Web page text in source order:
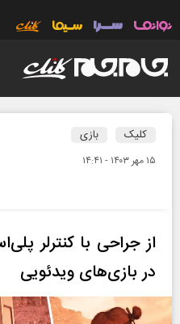
کلیک بازی
۱۵ مهر ۱۴۰۳ - ۱۴:۴۱
از جراحی با کنترلر
در بازی‌های ویدئویی